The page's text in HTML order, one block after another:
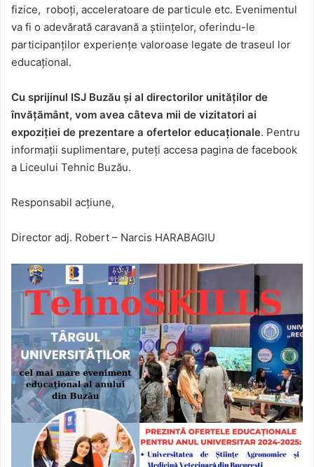
fizice, roboți, acceleratoare de particule etc. Evenimentul
va fi o adevărată caravană a științelor, oferindu-le
participanților experiențe valoroase legate de traseul lor
educațional.
Cu sprijinul ISJ Buzău și al directorilor unităților de
învățământ, vom avea câteva mii de vizitatori ai
expoziției de prezentare a ofertelor educaționale. Pentru
informații suplimentare, puteți accesa pagina de facebook
a Liceului Tehnic Buzău.
Responsabil acțiune,
Director adj. Robert – Narcis HARABAGIU